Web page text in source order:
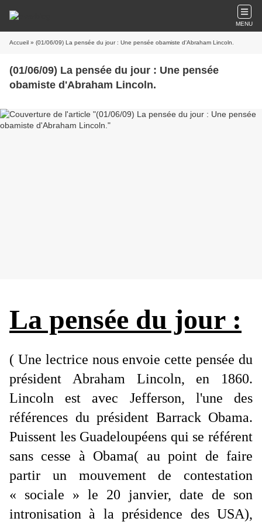
MENU
Accueil » (01/06/09) La pensée du jour : Une pensée obamiste d'Abraham Lincoln.
(01/06/09) La pensée du jour : Une pensée
obamiste d'Abraham Lincoln.
La pensée du jour :
( Une lectrice nous envoie cette pensée du
président Abraham Lincoln, en 1860.
Lincoln est avec Jefferson, l'une des
références du président Barrack Obama.
Puissent les Guadeloupéens qui se référent
sans cesse à Obama( au point de faire
partir un mouvement de contestation
« sociale » le 20 janvier, date de son
intronisation à la présidence des USA),